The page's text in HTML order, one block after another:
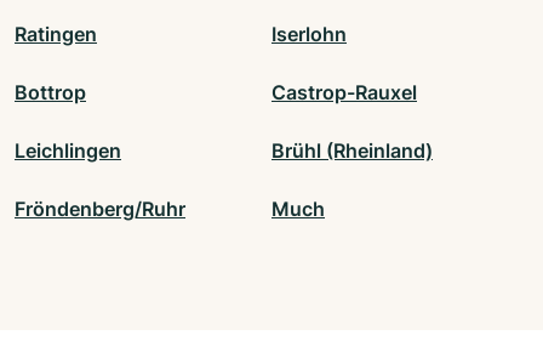
Ratingen Iserlohn
Bottrop Castrop-Rauxel
Leichlingen Brühl (Rheinland)
Fröndenberg/Ruhr Much